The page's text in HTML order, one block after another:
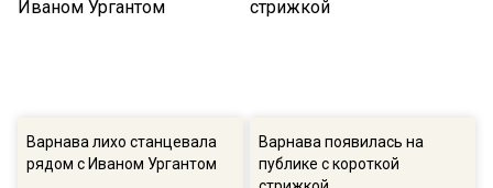
Варнава лихо станцевала
рядом с Иваном Ургантом
Варнава появилась на
публике с короткой